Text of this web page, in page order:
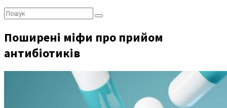
Пошук:
Поширені міфи про прийом
антибіотиків